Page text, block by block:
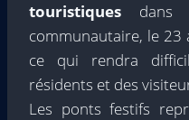
touristiques dans
communautaire, le
ce qui rendra
résidents et des
Les ponts festifs